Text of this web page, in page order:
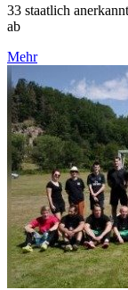
33 staatlich
ab
Mehr